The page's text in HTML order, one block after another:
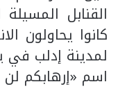
القنابل
كانوا يحاولون
لمدينة إدلب في
اسم «إرهابكم لن